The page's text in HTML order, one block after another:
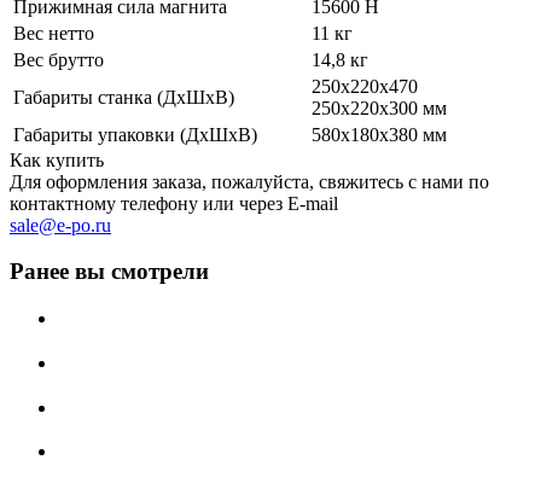
Прижимная сила магнита
15600 Н
Вес нетто
11 кг
Вес брутто
14,8 кг
Габариты станка (ДхШхВ)
250х220х470
250х220х300 мм
Габариты упаковки (ДхШхВ)
580х180х380 мм
Как купить
Для оформления заказа, пожалуйста, свяжитесь с нами по
контактному телефону или через E-mail
sale@e-po.ru
Ранее вы смотрели